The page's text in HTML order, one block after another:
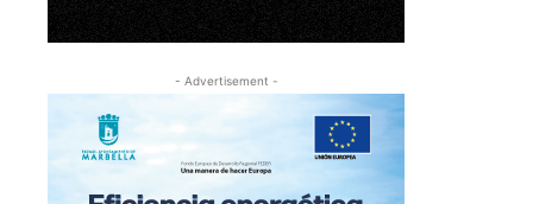
- Advertisement -